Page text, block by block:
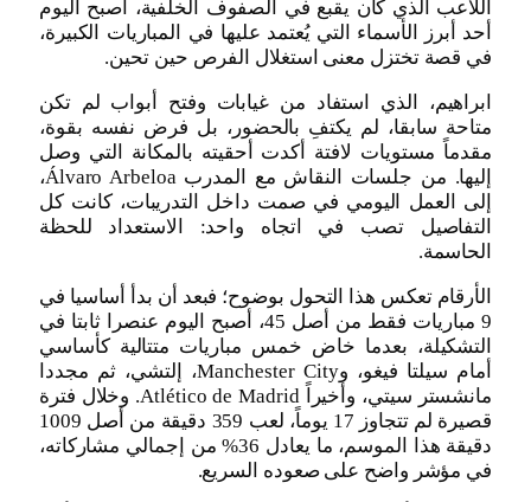
اللاعب الذي كان يقبع في الصفوف الخلفية، أصبح اليوم
أحد أبرز الأسماء التي يُعتمد عليها في المباريات الكبيرة،
في قصة تختزل معنى استغلال الفرص حين تحين.
ابراهيم، الذي استفاد من غيابات وفتح أبواب لم تكن
متاحة سابقا، لم يكتفِ بالحضور، بل فرض نفسه بقوة،
مقدماً مستويات لافتة أكدت أحقيته بالمكانة التي وصل
إليها. من جلسات النقاش مع المدرب Álvaro Arbeloa،
إلى العمل اليومي في صمت داخل التدريبات، كانت كل
التفاصيل تصب في اتجاه واحد: الاستعداد للحظة
الحاسمة.
الأرقام تعكس هذا التحول بوضوح؛ فبعد أن بدأ أساسيا في
9 مباريات فقط من أصل 45، أصبح اليوم عنصرا ثابتا في
التشكيلة، بعدما خاض خمس مباريات متتالية كأساسي
أمام سيلتا فيغو، وManchester City، إلتشي، ثم مجددا
مانشستر سيتي، وأخيراً Atlético de Madrid. وخلال فترة
قصيرة لم تتجاوز 17 يوماً، لعب 359 دقيقة من أصل 1009
دقيقة هذا الموسم، ما يعادل 36% من إجمالي مشاركاته،
في مؤشر واضح على صعوده السريع.